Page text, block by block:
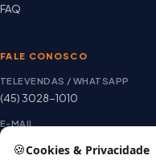
FAQ
FALE CONOSCO
TELEVENDAS / WHATSAPP
(45) 3028-1010
E-MAIL
🍪Cookies & Privacidade